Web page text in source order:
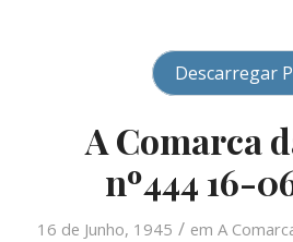
Descarregar
A Comarca
nº444 16-
16 de Junho, 1945 / em A